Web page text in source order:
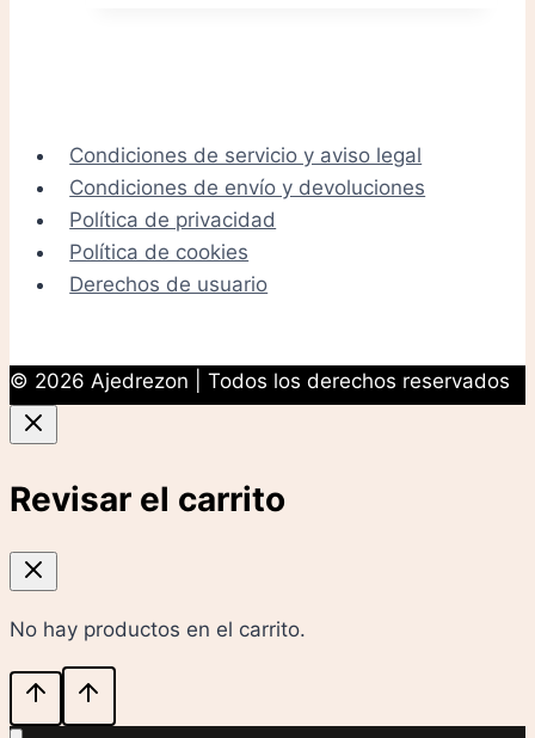
Condiciones de servicio y aviso legal
Condiciones de envío y devoluciones
Política de privacidad
Política de cookies
Derechos de usuario
© 2026 Ajedrezon | Todos los derechos reservados
Revisar el carrito
No hay productos en el carrito.